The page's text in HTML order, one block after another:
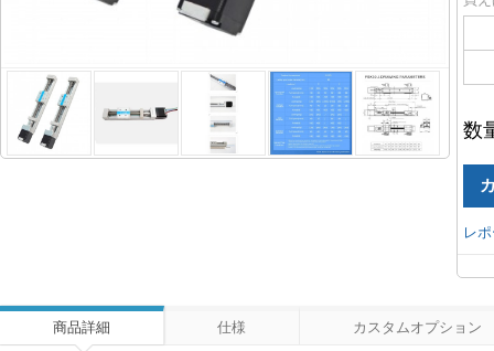
数
レ
商品詳細 仕様 カスタムオプション